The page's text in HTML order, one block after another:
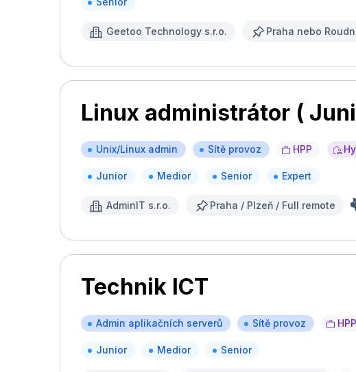
Geetoo Technology s.r.o. Praha nebo
Linux administrátor (
Unix/Linux admin Sítě provoz HPP
Junior Medior Senior Expert
AdminIT s.r.o. Praha / Plzeň / Full remote
Technik ICT
Admin aplikačních serverů Sítě provoz HPP
Junior Medior Senior